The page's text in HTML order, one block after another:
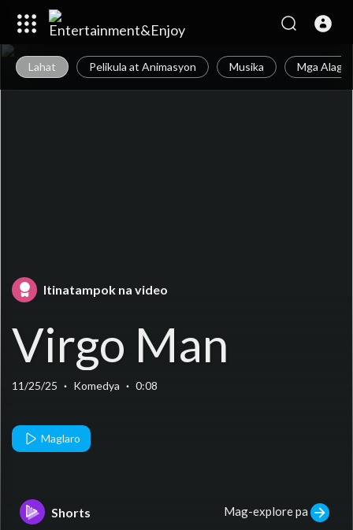
Lahat Pelikula at Animasyon Musika Mga
Itinatampok na video
Virgo Man
11/25/25 · Komedya · 0:08
Maglaro
Shorts Mag-explore pa